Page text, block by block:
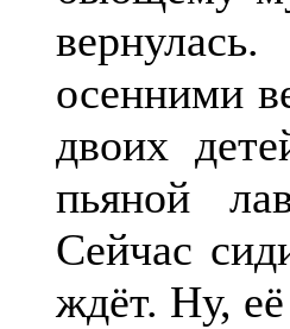
осенними
двоих
пьяной
Сейчас
ждёт. Ну,